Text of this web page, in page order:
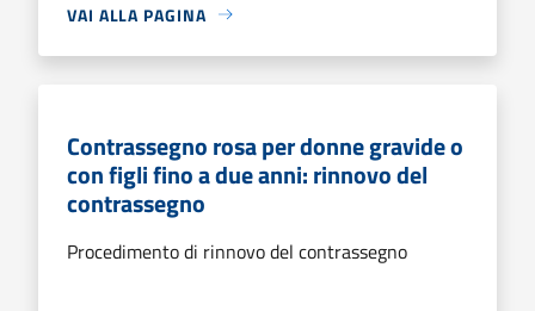
VAI ALLA PAGINA
Contrassegno rosa per donne gravide o
con figli fino a due anni: rinnovo del
contrassegno
Procedimento di rinnovo del contrassegno